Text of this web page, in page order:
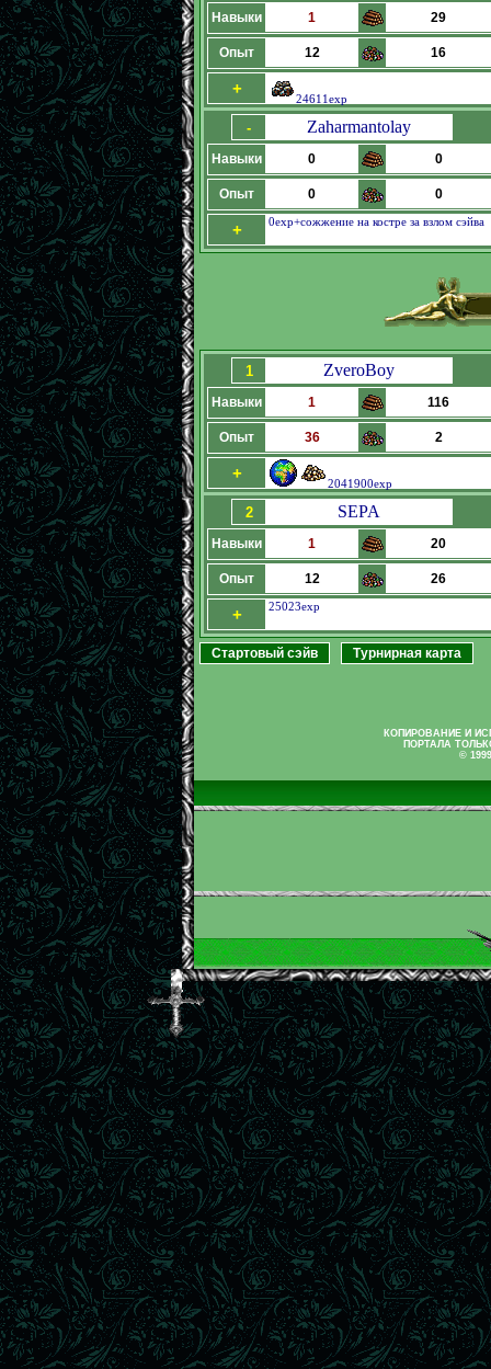
Навыки 1 29
Опыт 12 16
+
24611exp
- Zaharmantolay
Навыки 0 0
Опыт 0 0
+ 0exp+сожжение на костре за взлом сэйва
1 ZveroBoy
Навыки 1 116
Опыт 36 2
+
2041900exp
2 SEPA
Навыки 1 20
Опыт 12 26
+ 25023exp
Стартовый сэйв Турнирная карта
КОПИРОВАНИЕ И
ПОРТАЛА
©